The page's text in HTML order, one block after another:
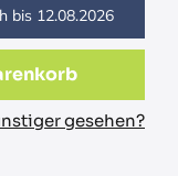
bis 12.08.2026
gesehen?